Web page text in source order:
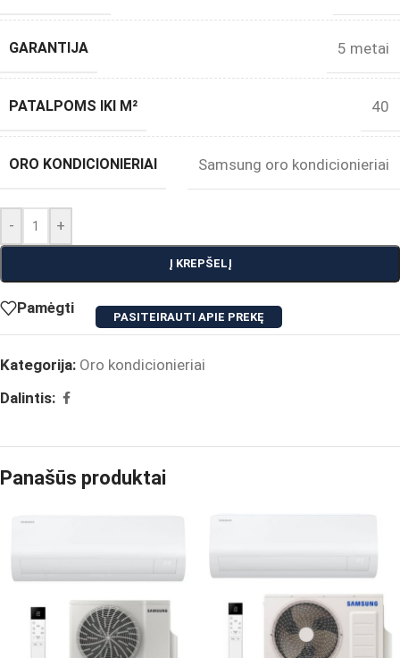
GARANTIJA 5 metai
PATALPOMS IKI M² 40
ORO KONDICIONIERIAI Samsung oro kondicionieriai
- +
Į KREPŠELĮ
Pamėgti
PASITEIRAUTI APIE PREKĘ
Kategorija: Oro kondicionieriai
Dalintis:
Panašūs produktai